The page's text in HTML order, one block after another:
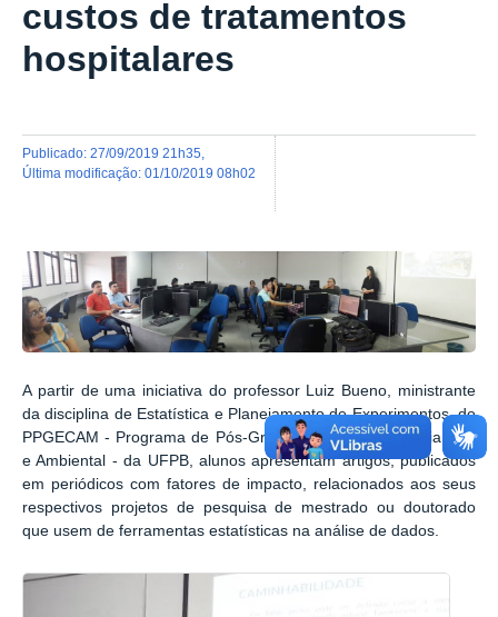
custos de tratamentos
hospitalares
publicado: 27/09/2019 21h35
última modificação: 01/10/2019 08h02
A partir de uma iniciativa do professor Luiz Bueno, ministrante
da disciplina de Estatística e Planejamento de Experimentos, do
PPGECAM - Programa de Pós-Graduação em Engenharia Civil
e Ambiental - da UFPB, alunos apresentam artigos, publicados
em periódicos com fatores de impacto, relacionados aos seus
respectivos projetos de pesquisa de mestrado ou doutorado
que usem de ferramentas estatísticas na análise de dados.